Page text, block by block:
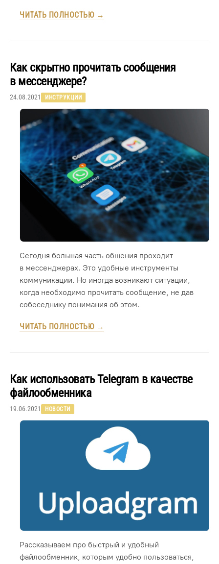
ЧИТАТЬ ПОЛНОСТЬЮ →
Как скрытно прочитать сообщения
в мессенджере?
24.08.2021 ИНСТРУКЦИИ
Сегодня большая часть общения проходит
в мессенджерах. Это удобные инструменты
коммуникации. Но иногда возникают ситуации,
когда необходимо прочитать сообщение, не дав
собеседнику понимания об этом.
ЧИТАТЬ ПОЛНОСТЬЮ →
Как использовать Telegram в качестве
файлообменника
19.06.2021 НОВОСТИ
Рассказываем про быстрый и удобный
файлообменник, которым удобно пользоваться,